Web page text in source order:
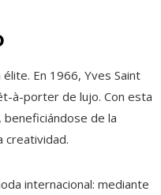
En 1966, Yves Saint
à-porter de lujo. Con esta
de la
creatividad.
internacional: mediante